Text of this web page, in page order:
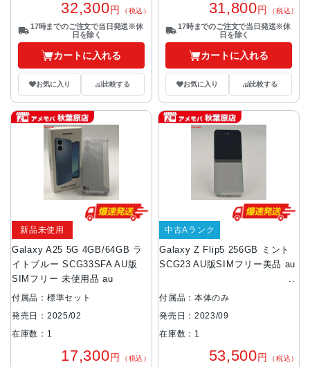
32,300円 （税込）
17時までのご注文で当日発送※休
日を除く
カートに入れる
お気に入り 比較する
31,800円 （税込）
17時までのご注文で当日発送※休
日を除く
カートに入れる
お気に入り 比較する
Galaxy A25 5G 4GB/64GB ラ
イトブルー SCG33SFA AU版
SIMフリー 未使用品 au
新品未使用
付属品：標準セット
発売日：2025/02
在庫数：1
17,300円 （税込）
Galaxy Z Flip5 256GB ミント
SCG23 AU版SIMフリー美品 au
中古Aランク
付属品：本体のみ
発売日：2023/09
在庫数：1
53,500円 （税込）